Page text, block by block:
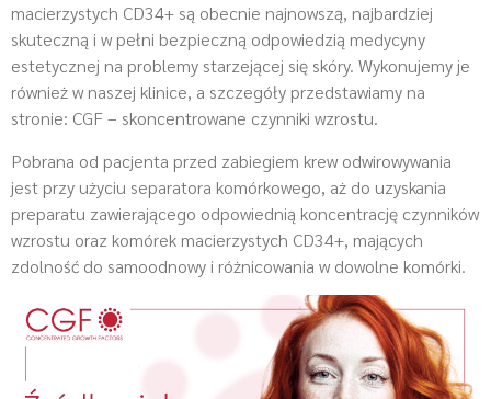
macierzystych CD34+ są obecnie najnowszą, najbardziej
skuteczną i w pełni bezpieczną odpowiedzią medycyny
estetycznej na problemy starzejącej się skóry. Wykonujemy je
również w naszej klinice, a szczegóły przedstawiamy na
stronie: CGF – skoncentrowane czynniki wzrostu.
Pobrana od pacjenta przed zabiegiem krew odwirowywania
jest przy użyciu separatora komórkowego, aż do uzyskania
preparatu zawierającego odpowiednią koncentrację czynników
wzrostu oraz komórek macierzystych CD34+, mających
zdolność do samoodnowy i różnicowania w dowolne komórki.